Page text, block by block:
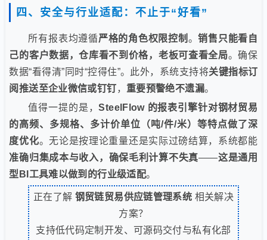
四、安全与行业适配：不止于“好看”
所有报表均遵循严格的角色权限控制 。销售只能看自
己的客户数据，仓库看不到价格，老板可查看全局。确保
数据“看得清”同时“控得住”。此外，系统支持将关键指标订
阅推送至企业微信或钉钉， 重要预警绝不遗漏。
值得一提的是，SteelFlow 的报表引擎针对钢材贸易
的高频、多规格、多计价单位（吨/件/米）等特点做了深
度优化。无论是按理论重量还是实际过磅结算，系统都能
准确归集成本与收入，确保毛利计算不失真——这是通用
型BI工具难以做到的行业级适配。
正在了解 钢贸链贸易供应链管理系统 相关解决
方案？
支持低代码定制开发、可源码交付与私有化部